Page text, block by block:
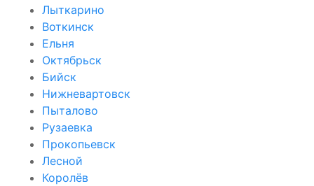
Лыткарино
Воткинск
Ельня
Октябрьск
Бийск
Нижневартовск
Пыталово
Рузаевка
Прокопьевск
Лесной
Королёв